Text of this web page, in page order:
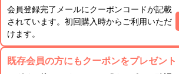
会員登録完了メールにクーポンコードが記載
されています。初回購入時からご利用いただ
けます。
既存会員の方にもクーポンをプレゼント